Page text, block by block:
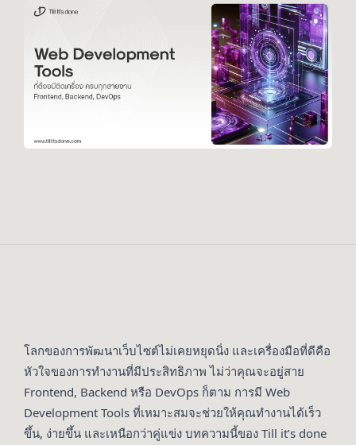
โลกของการพัฒนาเว็บไซต์ไม่เคยหยุดนิ่ง และเครื่องมือที่ดีคือ
หัวใจของการทำงานที่มีประสิทธิภาพ ไม่ว่าคุณจะอยู่สาย
Frontend, Backend หรือ DevOps ก็ตาม การมี Web
Development Tools ที่เหมาะสมจะช่วยให้คุณทำงานได้เร็ว
ขึ้น, ง่ายขึ้น และเหนือกว่าคู่แข่ง บทความนี้ของ Till it’s done